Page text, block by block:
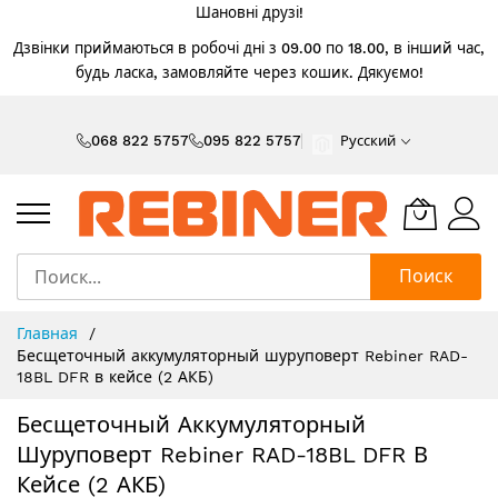
Шановні друзі!
Дзвінки приймаються в робочі дні з 09.00 по 18.00, в інший час,
будь ласка, замовляйте через кошик. Дякуємо!
068 822 5757 095 822 5757 Русский
Поиск
Главная
Бесщеточный аккумуляторный шуруповерт Rebiner RAD-
18BL DFR в кейсе (2 АКБ)
Бесщеточный Аккумуляторный
Шуруповерт Rebiner RAD-18BL DFR В
Кейсе (2 АКБ)